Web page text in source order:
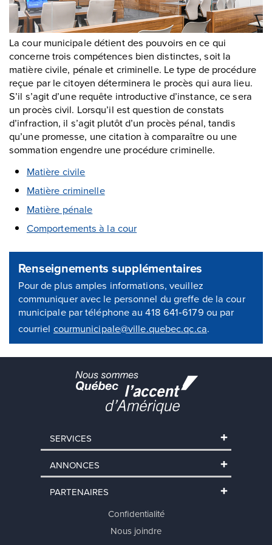
La cour municipale détient des pouvoirs en ce qui
concerne trois compétences bien distinctes, soit la
matière civile, pénale et criminelle. Le type de procédure
reçue par le citoyen déterminera le procès qui aura lieu.
S’il s’agit d’une requête introductive d’instance, ce sera
un procès civil. Lorsqu’il est question de constats
d’infraction, il s’agit plutôt d’un procès pénal, tandis
qu’une promesse, une citation à comparaître ou une
sommation engendre une procédure criminelle.
Matière civile
Matière criminelle
Matière pénale
Comportements à la cour
Renseignements supplémentaires
Pour de plus amples informations, veuillez
communiquer avec le personnel du greffe de la cour
municipale par téléphone au 418 641‑6179 ou par
courriel courmunicipale@ville.quebec.qc.ca.
SERVICES
ANNONCES
PARTENAIRES
Confidentialité
Nous joindre